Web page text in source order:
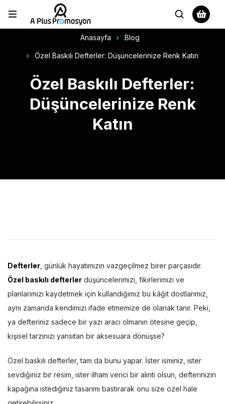
Anasayfa Blog
Özel Baskılı Defterler: Düşüncelerinize Renk Katın
Özel Baskılı Defterler:
Düşüncelerinize Renk
Katın
Defterler , günlük hayatımızın vazgeçilmez birer parçasıdır.
Özel baskılı defterler düşüncelerimizi, fikirlerimizi ve
planlarımızı kaydetmek için kullandığımız bu kâğıt dostlarımız,
aynı zamanda kendimizi ifade etmemize de olanak tanır. Peki,
ya defteriniz sadece bir yazı aracı olmanın ötesine geçip,
kişisel tarzınızı yansıtan bir aksesuara dönüşse?
Özel baskılı defterler, tam da bunu yapar. İster isminiz, ister
sevdiğiniz bir resim, ister ilham verici bir alıntı olsun, defterinizin
kapağına istediğiniz tasarımı bastırarak onu size özel hale